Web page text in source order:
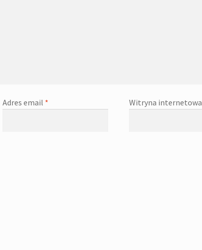
Adres email * Witryna internetowa